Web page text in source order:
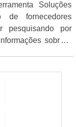
Soluções
de fornecedores
pesquisando por
sobre o